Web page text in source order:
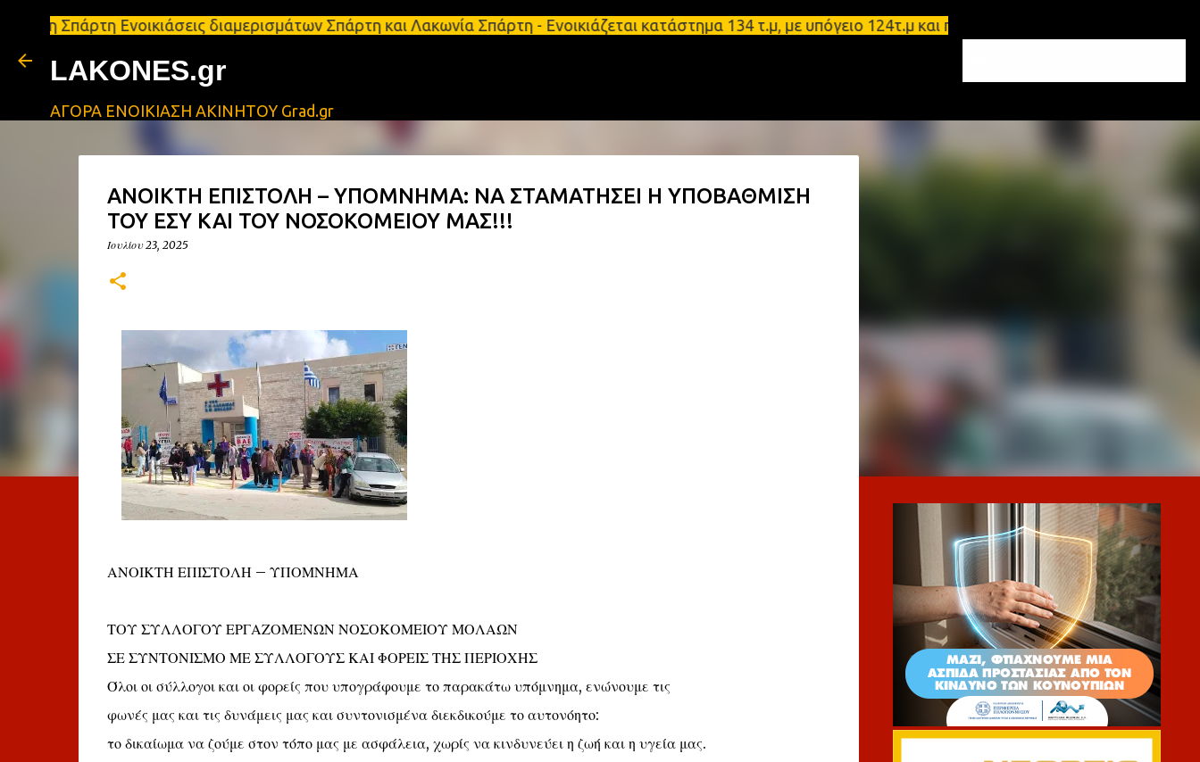
Μετάβαση στο κύριο περιεχόμενο
Ενοικιάσεις διαμερισμάτων Σπάρτη και Λακωνία Σπάρτη - Ενοικιάζεται κατάστημα 134 τ.μ, με υπόγειο 124τ.μ και πατάρι 48 τ.μ Σπάρτη -
LAKONES.gr
ΑΓΟΡΑ ΕΝΟΙΚΙΑΣΗ ΑΚΙΝΗΤΟΥ Grad.gr
ΑΝΟΙΚΤΗ ΕΠΙΣΤΟΛΗ – ΥΠΟΜΝΗΜΑ: ΝΑ ΣΤΑΜΑΤΗΣΕΙ Η ΥΠΟΒΑΘΜΙΣΗ
ΤΟΥ ΕΣΥ ΚΑΙ ΤΟΥ ΝΟΣΟΚΟΜΕΙΟΥ ΜΑΣ!!!
Ιουλίου 23, 2025
ΑΝΟΙΚΤΗ ΕΠΙΣΤΟΛΗ – ΥΠΟΜΝΗΜΑ
ΤΟΥ ΣΥΛΛΟΓΟΥ ΕΡΓΑΖΟΜΕΝΩΝ ΝΟΣΟΚΟΜΕΙΟΥ ΜΟΛΑΩΝ
ΣΕ ΣΥΝΤΟΝΙΣΜΟ ΜΕ ΣΥΛΛΟΓΟΥΣ ΚΑΙ ΦΟΡΕΙΣ ΤΗΣ ΠΕΡΙΟΧΗΣ
Όλοι οι σύλλογοι και οι φορείς που υπογράφουμε το παρακάτω υπόμνημα, ενώνουμε τις
φωνές μας και τις δυνάμεις μας και συντονισμένα διεκδικούμε το αυτονόητο:
το δικαίωμα να ζούμε στον τόπο μας με ασφάλεια, χωρίς να κινδυνεύει η ζωή και η υγεία μας.